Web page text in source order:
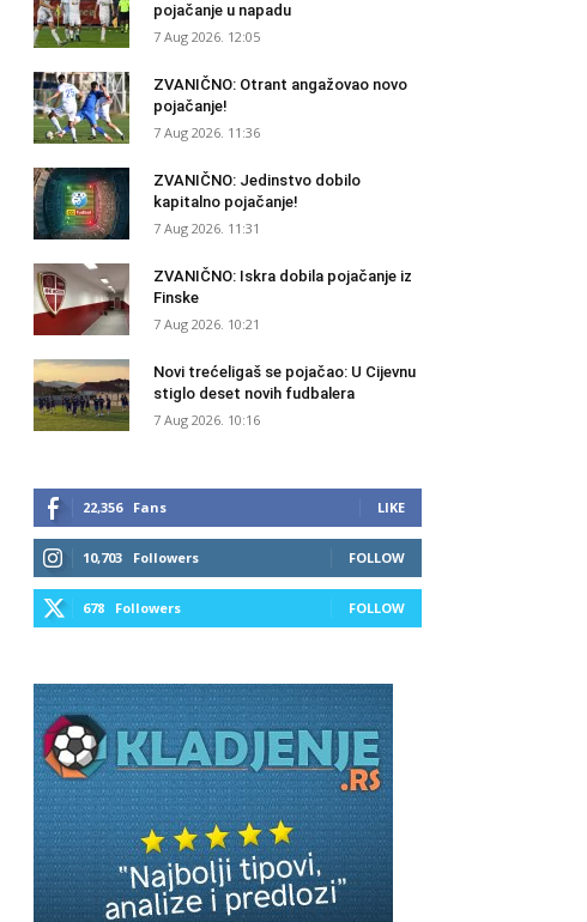
pojačanje u napadu
7 Aug 2026. 12:05
ZVANIČNO: Otrant angažovao novo
pojačanje!
7 Aug 2026. 11:36
ZVANIČNO: Jedinstvo dobilo
kapitalno pojačanje!
7 Aug 2026. 11:31
ZVANIČNO: Iskra dobila pojačanje iz
Finske
7 Aug 2026. 10:21
Novi trećeligaš se pojačao: U Cijevnu
stiglo deset novih fudbalera
7 Aug 2026. 10:16
22,356 Fans LIKE
10,703 Followers FOLLOW
678 Followers FOLLOW